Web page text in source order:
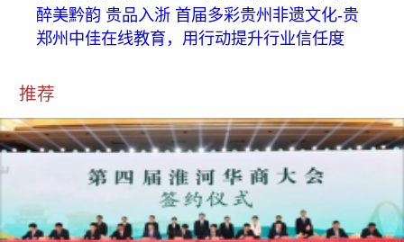
醉美黔韵 贵品入浙 首届多彩贵州非遗文化-贵
郑州中佳在线教育，用行动提升行业信任度
推荐